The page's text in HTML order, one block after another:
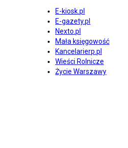
E-kiosk.pl
E-gazety.pl
Nexto.pl
Mała księgowość
Kancelarierp.pl
Wieści Rolnicze
Życie Warszawy